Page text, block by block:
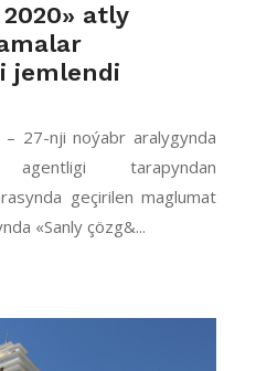
atly
jemlendi
27-nji noýabr aralygynda
agentligi tarapyndan
geçirilen maglumat
«Sanly çözg&...